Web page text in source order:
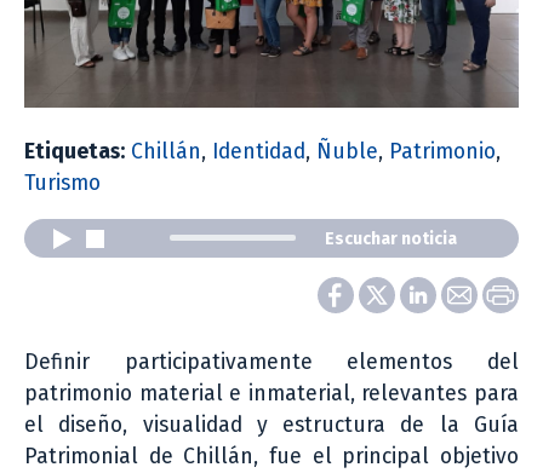
Etiquetas: Chillán, Identidad, Ñuble, Patrimonio,
Turismo
Escuchar noticia
Definir participativamente elementos del
patrimonio material e inmaterial, relevantes para
el diseño, visualidad y estructura de la Guía
Patrimonial de Chillán, fue el principal objetivo